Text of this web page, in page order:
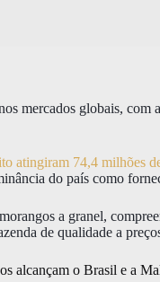
mercados globais, com
atingiram 74,4 milhões
do país como
a granel,
de qualidade a
alcançam o Brasil e a